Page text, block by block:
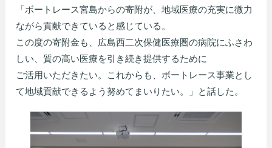
「ボートレース宮島からの寄附が、地域医療の充実に微力
ながら貢献できていると感じている。
この度の寄附金も、広島西二次保健医療圏の病院にふさわ
しい、質の高い医療を引き続き提供するために
ご活用いただきたい。これからも、ボートレース事業とし
て地域貢献できるよう努めてまいりたい。」と話した。